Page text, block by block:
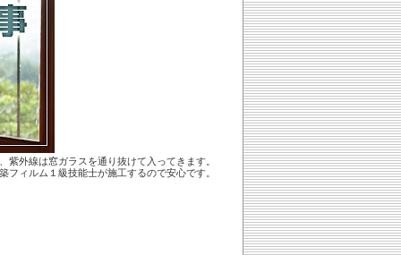
外線は窓ガラスを通り抜けて入ってきます。
ィルム１級技能士が施工するので安心です。